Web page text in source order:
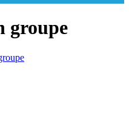
groupe